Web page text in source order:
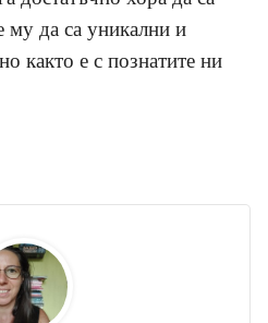
му да са уникални и
както е с познатите ни